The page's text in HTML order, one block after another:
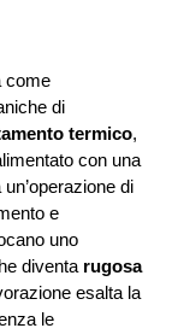
come
di
termico,
con una
di
e
uno
diventa rugosa
esalta la
le